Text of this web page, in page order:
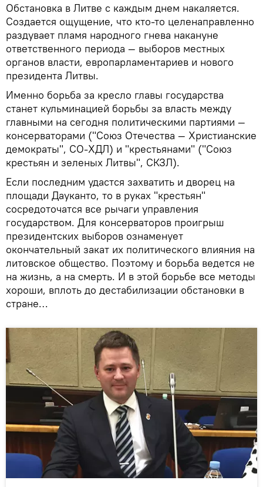
Обстановка в Литве с каждым днем накаляется.
Создается ощущение, что кто-то целенаправленно
раздувает пламя народного гнева накануне
ответственного периода — выборов местных
органов власти, европарламентариев и нового
президента Литвы.
Именно борьба за кресло главы государства
станет кульминацией борьбы за власть между
главными на сегодня политическими партиями —
консерваторами ("Союз Отечества — Христианские
демократы", СО-ХДЛ) и "крестьянами" ("Союз
крестьян и зеленых Литвы", СКЗЛ).
Если последним удастся захватить и дворец на
площади Дауканто, то в руках "крестьян"
сосредоточатся все рычаги управления
государством. Для консерваторов проигрыш
президентских выборов ознаменует
окончательный закат их политического влияния на
литовское общество. Поэтому и борьба ведется не
на жизнь, а на смерть. И в этой борьбе все методы
хороши, вплоть до дестабилизации обстановки в
стране…